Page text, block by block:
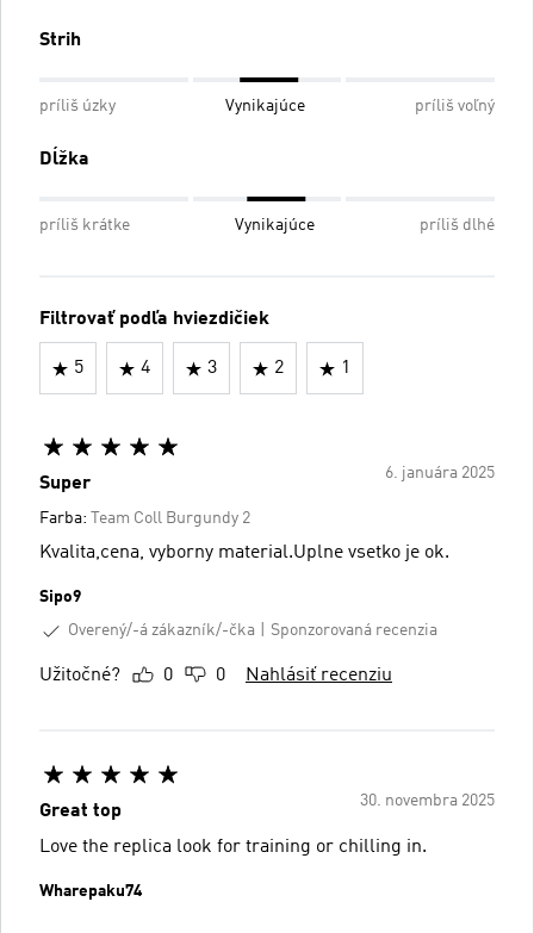
Strih
príliš úzky Vynikajúce príliš voľný
Dĺžka
príliš krátke Vynikajúce príliš dlhé
Filtrovať podľa hviezdičiek
5 4 3 2 1
6. januára 2025
Super
Farba: Team Coll Burgundy 2
Kvalita,cena, vyborny material.Uplne vsetko je ok.
Sipo9
Overený/-á zákazník/-čka
Sponzorovaná recenzia
Užitočné? 0 0 Nahlásiť recenziu
30. novembra 2025
Great top
Love the replica look for training or chilling in.
Wharepaku74